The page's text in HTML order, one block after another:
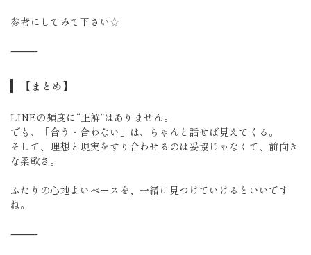
参考にしてみて下さい☆
⸻
【まとめ】
LINEの頻度に“正解”はありません。
でも、「合う・合わない」は、ちゃんと話せば見えてくる。
そして、理想と現実をすり合わせるのは妥協じゃなくて、前向き
な柔軟さ。
ふたりの心地よいペースを、一緒に見つけていけるといいです
ね。
⸻